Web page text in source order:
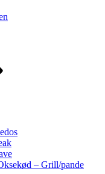
– Grill/pande